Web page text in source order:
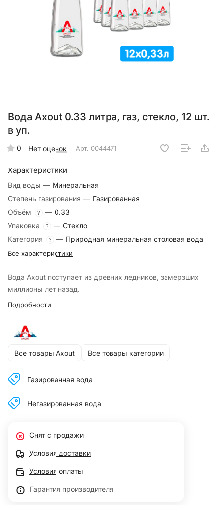
Вода Axout 0.33 литра, газ, стекло, 12 шт.
в уп.
0 Нет оценок Арт. 0044471
Характеристики
Вид воды — Минеральная
Степень газирования — Газированная
Объём
? — 0.33
Упаковка
? — Стекло
Категория
? — Природная минеральная столовая вода
Все характеристики
Вода Axout поступает из древних ледников, замерзших
миллионы лет назад.
Подробности
Все товары Axout Все товары категории
Газированная вода
Негазированная вода
Снят с продажи
Условия доставки
Условия оплаты
Гарантия производителя